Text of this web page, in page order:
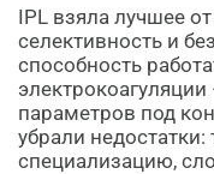
IPL взяла лучшее
селективность и
способность
параметров под
убрали
специализацию,